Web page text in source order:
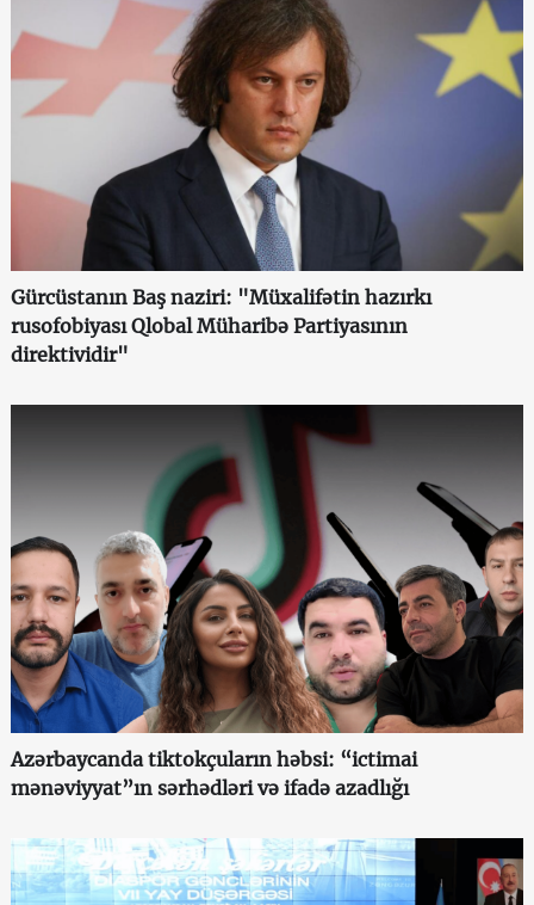
Gürcüstanın Baş naziri: "Müxalifətin hazırkı
rusofobiyası Qlobal Müharibə Partiyasının
direktividir"
Azərbaycanda tiktokçuların həbsi: “ictimai
mənəviyyat”ın sərhədləri və ifadə azadlığı